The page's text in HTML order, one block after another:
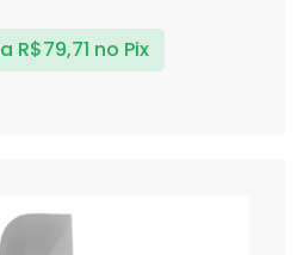
R$79,71 no Pix